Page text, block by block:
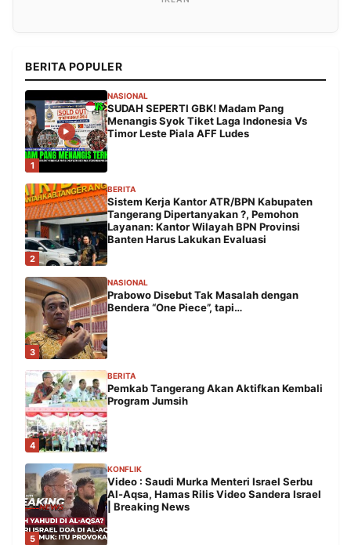
BERITA POPULER
1
NASIONAL
SUDAH SEPERTI GBK! Madam Pang
Menangis Syok Tiket Laga Indonesia Vs
Timor Leste Piala AFF Ludes
2
BERITA
Sistem Kerja Kantor ATR/BPN Kabupaten
Tangerang Dipertanyakan ?, Pemohon
Layanan: Kantor Wilayah BPN Provinsi
Banten Harus Lakukan Evaluasi
3
NASIONAL
Prabowo Disebut Tak Masalah dengan
Bendera “One Piece”, tapi…
4
BERITA
Pemkab Tangerang Akan Aktifkan Kembali
Program Jumsih
5
KONFLIK
Video : Saudi Murka Menteri Israel Serbu
Al-Aqsa, Hamas Rilis Video Sandera Israel
| Breaking News